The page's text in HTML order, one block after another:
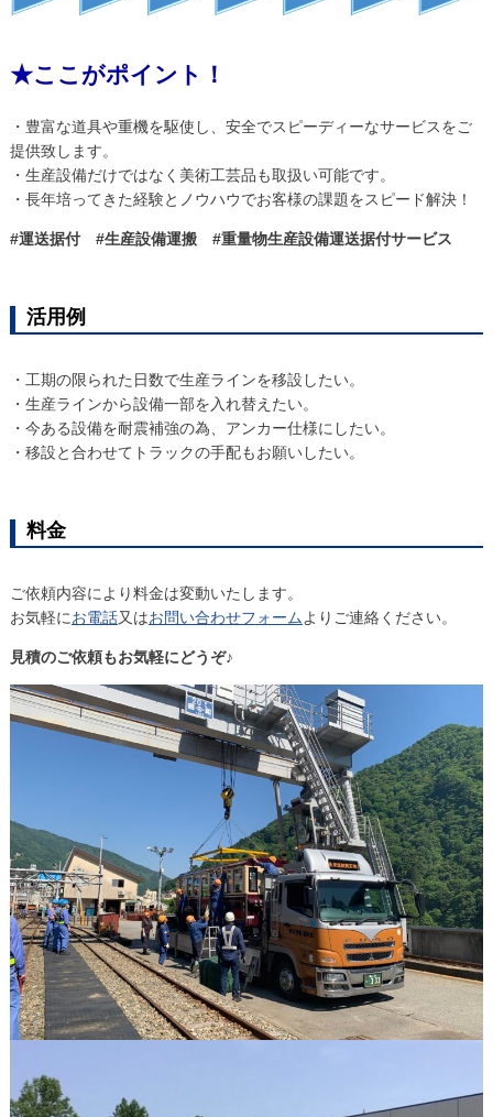
★ここがポイント！
・豊富な道具や重機を駆使し、安全でスピーディーなサービスをご
提供致します。
・生産設備だけではなく美術工芸品も取扱い可能です。
・長年培ってきた経験とノウハウでお客様の課題をスピード解決！
#運送据付 #生産設備運搬 #重量物生産設備運送据付サービス
活用例
・工期の限られた日数で生産ラインを移設したい。
・生産ラインから設備一部を入れ替えたい。
・今ある設備を耐震補強の為、アンカー仕様にしたい。
・移設と合わせてトラックの手配もお願いしたい。
料金
ご依頼内容により料金は変動いたします。
お気軽にお電話又はお問い合わせフォーム よりご連絡ください。
見積のご依頼もお気軽にどうぞ♪